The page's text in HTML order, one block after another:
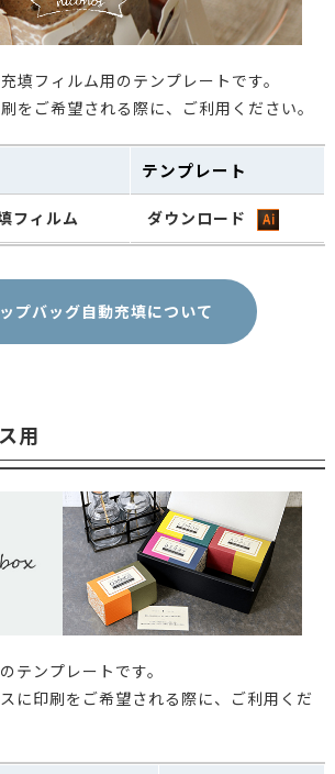
フラットガゼ
ットアロマブ
300g クラフ
ト
100K-E
チャック付ア
ロマブレス
100g平袋 クラ
ダウンロー
200K-E
チャック付ア
ロマブレス
200g平袋 クラ
フト
ダウンロ
100BK
アロマブレス
パック100g 平
袋 ブラック
ダウンロ
100WT
アロマブレス
パック100g 平
袋 ホワイト
ダウンロー
120M
アロマブレス
パック100～
ダウンロー
填フィルム用のテンプレートです。
をご希望される際に、ご利用ください。
テンプレート
フィルム ダウンロード
プバッグ自動充填について
用
テンプレートです。
に印刷をご希望される際に、ご利用くだ